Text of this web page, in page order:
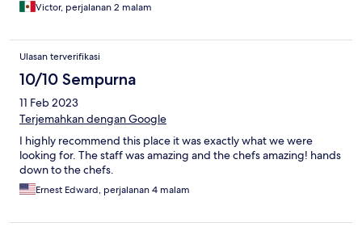
Victor, perjalanan 2 malam
Ulasan terverifikasi
10/10 Sempurna
11 Feb 2023
Terjemahkan dengan Google
I highly recommend this place it was exactly what we were
looking for. The staff was amazing and the chefs amazing! hands
down to the chefs.
Ernest Edward, perjalanan 4 malam